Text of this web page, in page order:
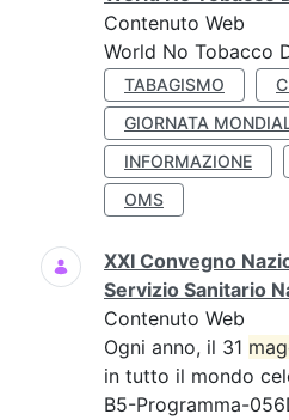
Contenuto Web
World No Tobacco
TABAGISMO
GIORNATA
INFORMAZIONE
OMS
XXI Convegno
Servizio Sanitario
Contenuto Web
Ogni anno, il 31
in tutto il mondo
B5-Programma-